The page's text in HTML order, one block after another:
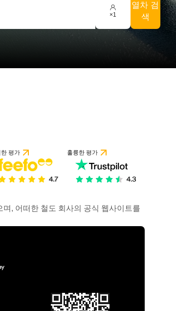
×1
열차 검
색
한 평가 훌륭한 평가
, 어떠한 철도 회사의 공식 웹사이트를